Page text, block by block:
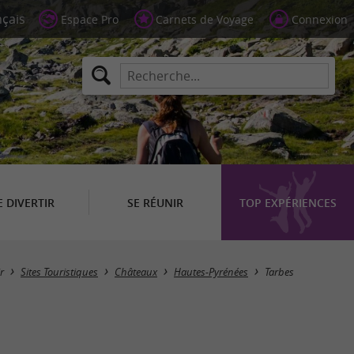
Espace Pro Carnets de Voyage Connexion
DIVERTIR SE RÉUNIR TOP EXPÉRIENCES
Masquer la carte
Sites Touristiques Châteaux Hautes-Pyrénées Tarbes